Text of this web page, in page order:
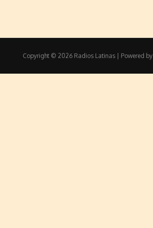
Copyright © 2026 Radios Latinas | Powered by